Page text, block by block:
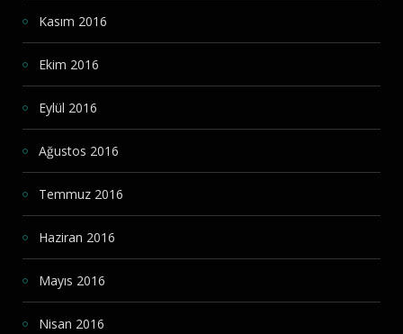
Kasım 2016
Ekim 2016
Eylül 2016
Ağustos 2016
Temmuz 2016
Haziran 2016
Mayıs 2016
Nisan 2016